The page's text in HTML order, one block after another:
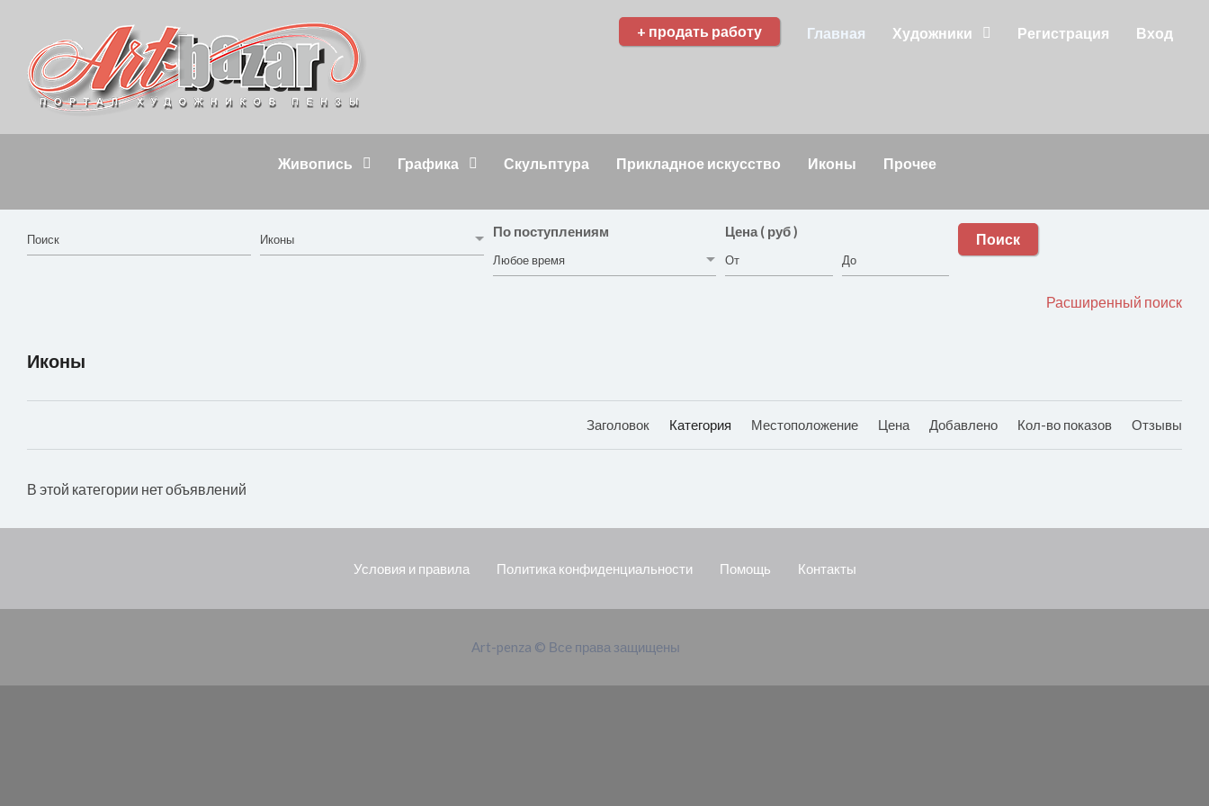
+ продать работу Главная Художники Регистрация Вход
Живопись Графика Скульптура Прикладное искусство Иконы Прочее
По поступлениям Цена ( руб ) Поиск
Расширенный поиск
Иконы
Заголовок Категория Местоположение Цена Добавлено Кол-во показов Отзывы
В этой категории нет объявлений
Условия и правила Политика конфиденциальности Помощь Контакты
Art-penza © Все права защищены